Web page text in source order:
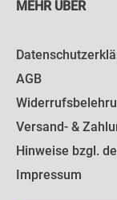
MEHR ÜBER
AGB
Versand- &
Hinweise bzgl.
Impressum